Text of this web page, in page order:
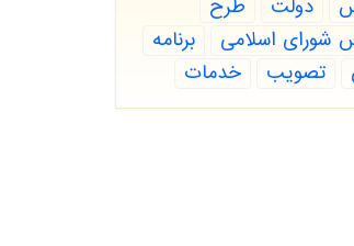
دولت
طرح
شورای اسلامی
برنامه
تصویب خدمات